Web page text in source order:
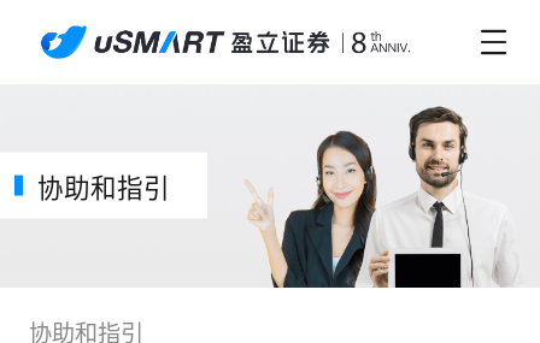
协助和指引
协助和指引